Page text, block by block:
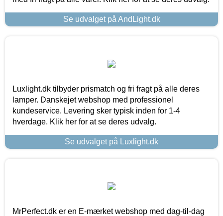
Se udvalget på AndLight.dk
Luxlight.dk tilbyder prismatch og fri fragt på alle deres
lamper. Danskejet webshop med professionel
kundeservice. Levering sker typisk inden for 1-4
hverdage. Klik her for at se deres udvalg.
Se udvalget på Luxlight.dk
MrPerfect.dk er en E-mærket webshop med dag-til-dag